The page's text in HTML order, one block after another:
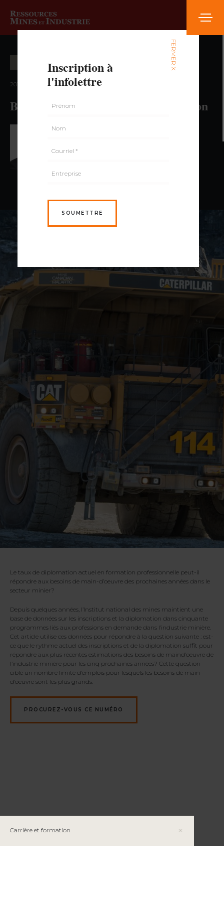
Carrière et formation
2018 — volume 4, numéro 6
Besoins de main-d’oeuvre et formation
NATIONAL DES MINES DU QUÉBEC
Le taux de diplomation actuel en formation professionnelle peut-il
répondre aux besoins de main-d’oeuvre des prochaines années dans le
secteur minier?
Depuis quelques années, l’Institut national des mines maintient une
base de données sur les inscriptions et la diplomation dans cinquante
programmes liés aux professions en demande dans l’industrie minière.
Cet article utilise ces données pour répondre à la question suivante : est-
ce que le rythme actuel des inscriptions et de la diplomation suffit pour
répondre aux plus récentes estimations des besoins de maind’oeuvre de
l’industrie minière pour les cinq prochaines années? Cette question
cible un nombre limité d’emplois pour lesquels les besoins de main-
d’oeuvre sont les plus grands.
PROCUREZ-VOUS CE NUMÉRO
FERMER X
Inscription à
l'infolettre
SOUMETTRE